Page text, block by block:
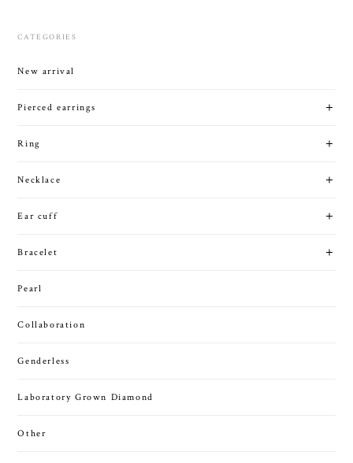
CATEGORIES
New arrival
Pierced earrings
Ring
Necklace
Ear cuff
Bracelet
Pearl
Collaboration
Genderless
Laboratory Grown Diamond
Other